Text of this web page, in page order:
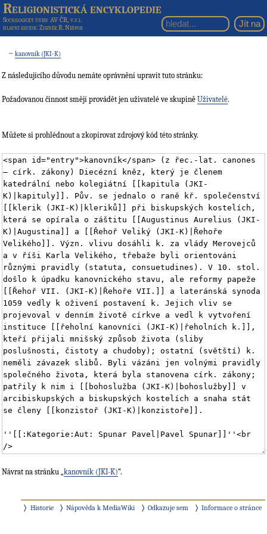
Religionistická encyklopedie
Sociologický ústav AV ČR, v.v.i.
hlavní editor: Zdeněk R. Nešpor
←kanovník (JKI-K)
Z následujícího důvodu nemáte oprávnění upravit tuto stránku:
Požadovanou činnost smějí provádět jen uživatelé ve skupině Uživatelé.
Můžete si prohlédnout a zkopírovat zdrojový kód této stránky.
Návrat na stránku „ kanovník (JKI-K)“.
Historie Nápověda k MediaWiki Odkazuje sem Informace o stránce